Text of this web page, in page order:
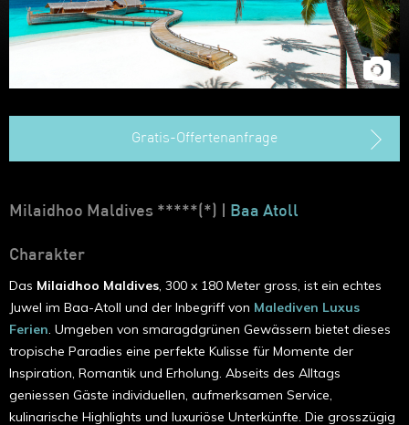
Gratis-Offertenanfrage
Milaidhoo Maldives *****(*) | Baa Atoll
Charakter
Das Milaidhoo Maldives, 300 x 180 Meter gross, ist ein echtes
Juwel im Baa-Atoll und der Inbegriff von Malediven Luxus
Ferien. Umgeben von smaragdgrünen Gewässern bietet dieses
tropische Paradies eine perfekte Kulisse für Momente der
Inspiration, Romantik und Erholung. Abseits des Alltags
geniessen Gäste individuellen, aufmerksamen Service,
kulinarische Highlights und luxuriöse Unterkünfte. Die grosszügig